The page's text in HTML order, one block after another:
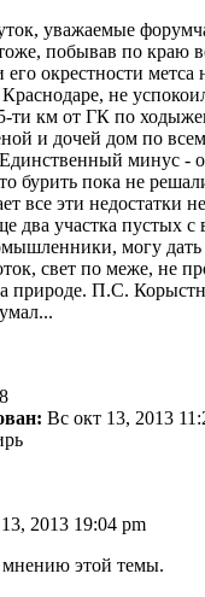
уважаемые
побывав по краю
окрестности метса
не
ти км от ГК по
и дочей дом по
минус -
бурить пока не
все эти недостатки
два участка пустых с
могу дать
свет по меже, не
природе. П.С.
8
Вс окт 13, 2013
2013 19:04 pm
этой темы.